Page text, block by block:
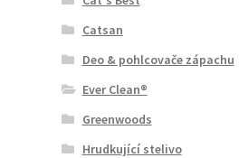
Catsan
Deo & pohlcovače zápachu
Ever Clean®
Greenwoods
Hrudkující stelivo